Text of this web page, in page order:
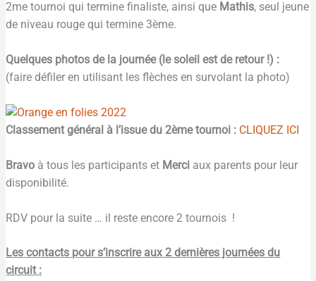
2me tournoi qui termine finaliste, ainsi que Mathis, seul jeune
de niveau rouge qui termine 3ème.
Quelques photos de la journée (le soleil est de retour !) :
(faire défiler en utilisant les flèches en survolant la photo)
Classement général à l’issue du 2ème tournoi : CLIQUEZ ICI
Bravo à tous les participants et Merci aux parents pour leur
disponibilité.
RDV pour la suite … il reste encore 2 tournois !
Les contacts pour s’inscrire aux 2 dernières journées du
circuit :